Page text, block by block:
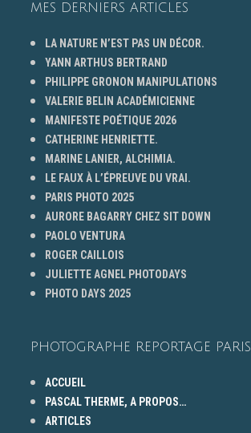
MES DERNIERS ARTICLES
LA NATURE N’EST PAS UN DÉCOR.
YANN ARTHUS BERTRAND
PHILIPPE GRONON MANIPULATIONS
VALERIE BELIN ACADÉMICIENNE
MANIFESTE POÉTIQUE 2026
CATHERINE HENRIETTE.
MARINE LANIER, ALCHIMIA.
LE FAUX À L’ÉPREUVE DU VRAI.
PARIS PHOTO 2025
AURORE BAGARRY CHEZ SIT DOWN
PAOLO VENTURA
ROGER CAILLOIS
JULIETTE AGNEL PHOTODAYS
PHOTO DAYS 2025
PHOTOGRAPHE REPORTAGE PARIS
ACCUEIL
PASCAL THERME, A PROPOS…
ARTICLES